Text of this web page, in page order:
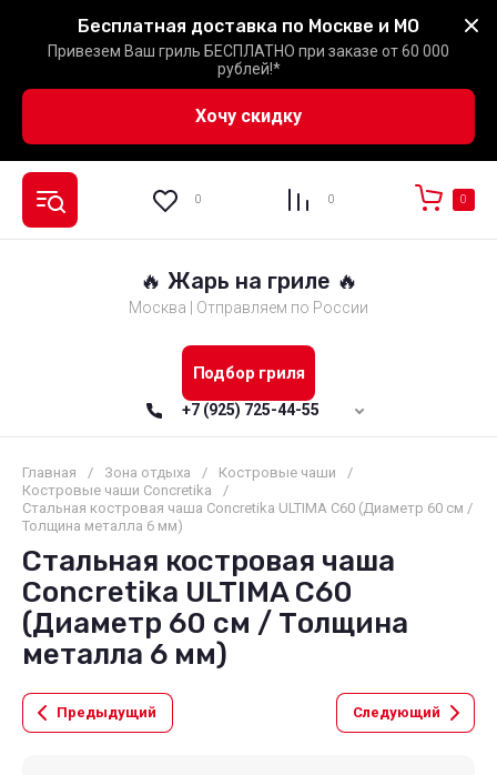
Бесплатная доставка по Москве и МО
Привезем Ваш гриль БЕСПЛАТНО при заказе от 60 000
рублей!*
Хочу скидку
0 0 0
🔥 Жарь на гриле 🔥
Москва | Отправляем по России
Подбор гриля
+7 (925) 725-44-55
Главная / Зона отдыха / Костровые чаши
/
Костровые чаши Concretika
/
Стальная костровая чаша Concretika ULTIMA C60 (Диаметр 60 см /
Толщина металла 6 мм)
Стальная костровая чаша
Concretika ULTIMA C60
(Диаметр 60 см / Толщина
металла 6 мм)
Предыдущий Следующий